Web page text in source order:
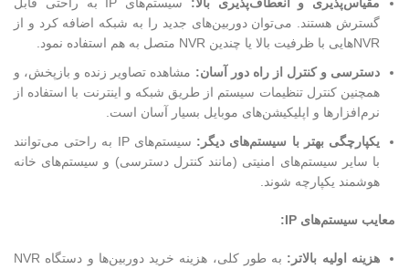
گسترش هستند. می‌توان دوربین‌های جدید را به شبکه اضافه کرد و از
NVRهایی با ظرفیت بالا یا چندین NVR متصل به هم استفاده نمود.
دسترسی و کنترل از راه دور آسان: مشاهده تصاویر زنده و بازپخش، و
همچنین کنترل تنظیمات سیستم از طریق شبکه و اینترنت با استفاده از
نرم‌افزارها و اپلیکیشن‌های موبایل بسیار آسان است.
یکپارچگی بهتر با سیستم‌های دیگر:
سیستم‌های IP به راحتی می‌توانند
با سایر سیستم‌های امنیتی (مانند کنترل دسترسی) و سیستم‌های خانه
هوشمند یکپارچه شوند.
معایب سیستم‌های IP:
هزینه اولیه بالاتر:
به طور کلی، هزینه خرید دوربین‌ها و دستگاه NVR